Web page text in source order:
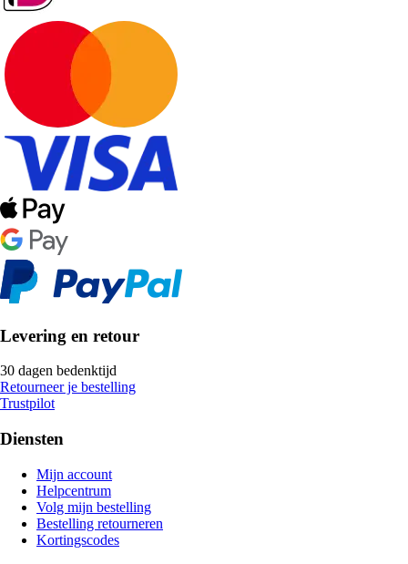
Levering en retour
30 dagen bedenktijd
Retourneer je bestelling
Trustpilot
Diensten
Mijn account
Helpcentrum
Volg mijn bestelling
Bestelling retourneren
Kortingscodes